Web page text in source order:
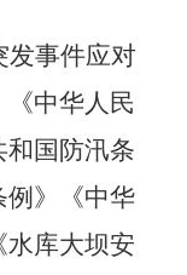
发事件应对
中华人民
国防汛条
例》《中华
水库大坝安